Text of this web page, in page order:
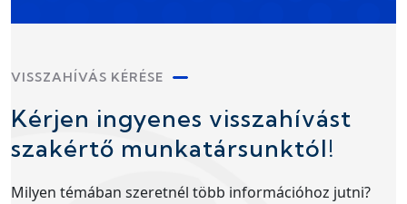
VISSZAHÍVÁS KÉRÉSE
Kérjen ingyenes visszahívást
szakértő munkatársunktól!
Milyen témában szeretnél több információhoz jutni?